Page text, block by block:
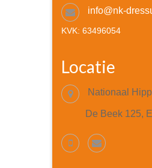
info@nk-
KVK: 63496054
Locatie
Nationaal
De Beek 125,